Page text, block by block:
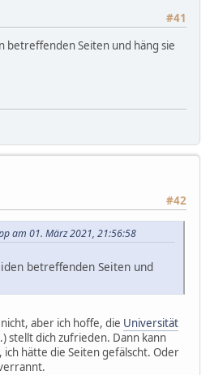
#41
betreffenden Seiten und häng sie
#42
am 01. März 2021, 21:56:58
betreffenden Seiten und
aber ich hoffe, die Universität
stellt dich zufrieden. Dann kann
hätte die Seiten gefälscht. Oder